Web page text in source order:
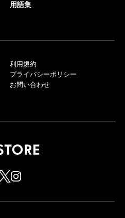
用語集
利用規約
プライバシーポリシー
お問い合わせ